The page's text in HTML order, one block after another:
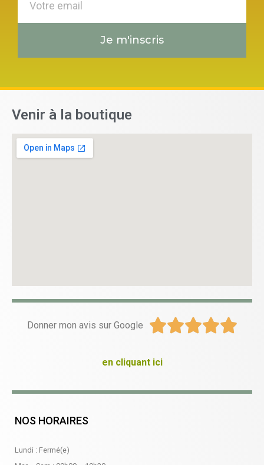
Je m'inscris
Venir à la boutique
Donner mon avis sur Google 
en cliquant ici
NOS HORAIRES
Lundi : Fermé(e)